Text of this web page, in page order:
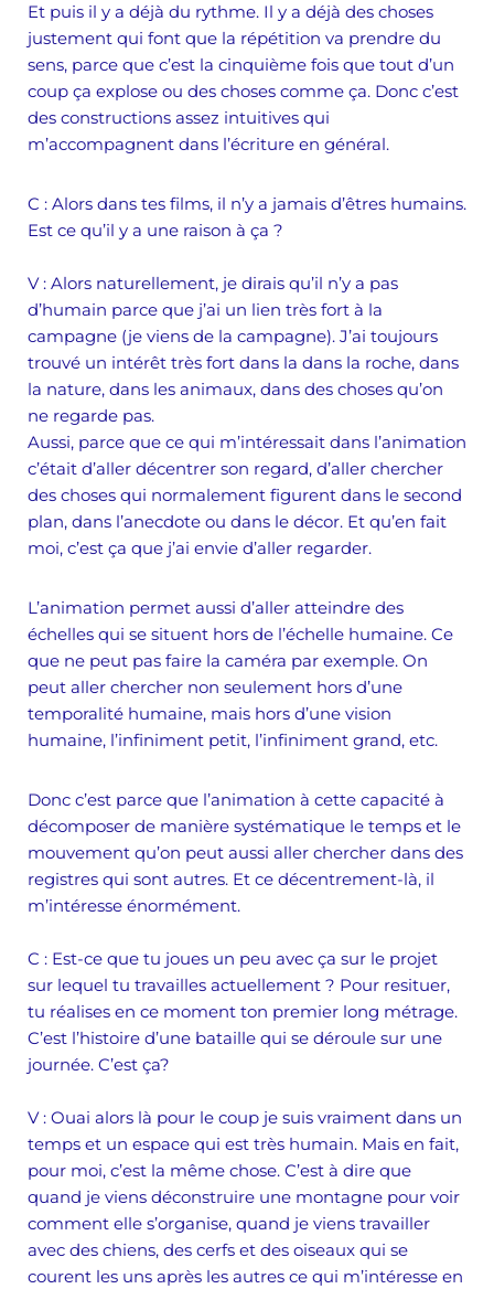
Et puis il y a déjà du rythme. Il y a déjà des choses
justement qui font que la répétition va prendre du
sens, parce que c’est la cinquième fois que tout d’un
coup ça explose ou des choses comme ça. Donc c’est
des constructions assez intuitives qui
m’accompagnent dans l’écriture en général.
C : Alors dans tes films, il n’y a jamais d’êtres humains.
Est ce qu’il y a une raison à ça ?
V : Alors naturellement, je dirais qu’il n’y a pas
d’humain parce que j’ai un lien très fort à la
campagne (je viens de la campagne). J’ai toujours
trouvé un intérêt très fort dans la dans la roche, dans
la nature, dans les animaux, dans des choses qu’on
ne regarde pas.
Aussi, parce que ce qui m’intéressait dans l’animation
c’était d’aller décentrer son regard, d’aller chercher
des choses qui normalement figurent dans le second
plan, dans l’anecdote ou dans le décor. Et qu’en fait
moi, c’est ça que j’ai envie d’aller regarder.
L’animation permet aussi d’aller atteindre des
échelles qui se situent hors de l’échelle humaine. Ce
que ne peut pas faire la caméra par exemple. On
peut aller chercher non seulement hors d’une
temporalité humaine, mais hors d’une vision
humaine, l’infiniment petit, l’infiniment grand, etc.
Donc c’est parce que l’animation à cette capacité à
décomposer de manière systématique le temps et le
mouvement qu’on peut aussi aller chercher dans des
registres qui sont autres. Et ce décentrement-là, il
m’intéresse énormément.
C : Est-ce que tu joues un peu avec ça sur le projet
sur lequel tu travailles actuellement ? Pour resituer,
tu réalises en ce moment ton premier long métrage.
C’est l’histoire d’une bataille qui se déroule sur une
journée. C’est ça?
V : Ouai alors là pour le coup je suis vraiment dans un
temps et un espace qui est très humain. Mais en fait,
pour moi, c’est la même chose. C’est à dire que
quand je viens déconstruire une montagne pour voir
comment elle s’organise, quand je viens travailler
avec des chiens, des cerfs et des oiseaux qui se
courent les uns après les autres ce qui m’intéresse en